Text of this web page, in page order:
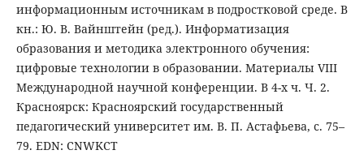
информационным источникам в подростковой среде. В
кн.: Ю. В. Вайнштейн (ред.). Информатизация
образования и методика электронного обучения:
цифровые технологии в образовании. Материалы VIII
Международной научной конференции. В 4-х ч. Ч. 2.
Красноярск: Красноярский государственный
педагогический университет им. В. П. Астафьева, с. 75–
79. EDN: CNWKCT